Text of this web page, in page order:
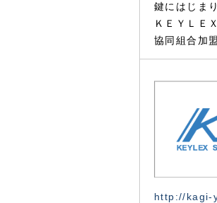
鍵にはじま
ＫＥＹＬＥ
協同組合加
http://kagi-